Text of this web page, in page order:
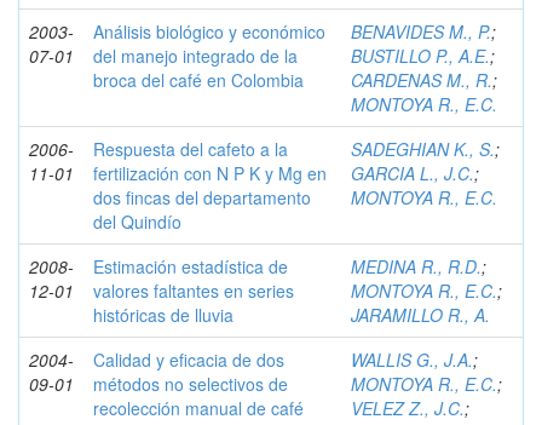
2003-
07-01
Análisis biológico y económico
del manejo integrado de la
broca del café en Colombia
BENAVIDES M., P.;
BUSTILLO P., A.E.;
CARDENAS M., R.;
MONTOYA R., E.C.
2006-
11-01
Respuesta del cafeto a la
fertilización con N P K y Mg en
dos fincas del departamento
del Quindío
SADEGHIAN K., S.;
GARCIA L., J.C.;
MONTOYA R., E.C.
2008-
12-01
Estimación estadística de
valores faltantes en series
históricas de lluvia
MEDINA R., R.D.;
MONTOYA R., E.C.;
JARAMILLO R., A.
2004-
09-01
Calidad y eficacia de dos
métodos no selectivos de
recolección manual de café
WALLIS G., J.A.;
MONTOYA R., E.C.;
VELEZ Z., J.C.;